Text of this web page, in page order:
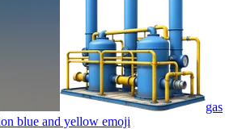
gas
blue and yellow emoji